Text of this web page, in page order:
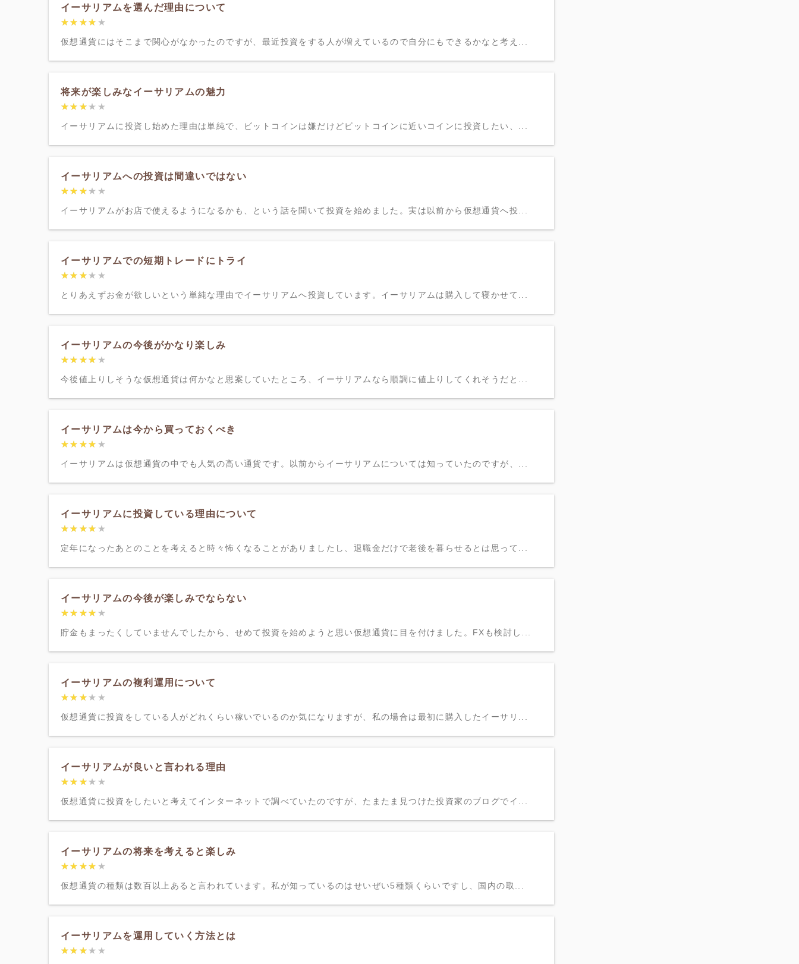
イーサリアムを選んだ理由について
★★★★★
★★★★★
仮想通貨にはそこまで関心がなかったのですが、最近投資をする人が増えているので自分にもできるかなと考え...
将来が楽しみなイーサリアムの魅力
★★★★★
★★★★★
イーサリアムに投資し始めた理由は単純で、ビットコインは嫌だけどビットコインに近いコインに投資したい、...
イーサリアムへの投資は間違いではない
★★★★★
★★★★★
イーサリアムがお店で使えるようになるかも、という話を聞いて投資を始めました。実は以前から仮想通貨へ投...
イーサリアムでの短期トレードにトライ
★★★★★
★★★★★
とりあえずお金が欲しいという単純な理由でイーサリアムへ投資しています。イーサリアムは購入して寝かせて...
イーサリアムの今後がかなり楽しみ
★★★★★
★★★★★
今後値上りしそうな仮想通貨は何かなと思案していたところ、イーサリアムなら順調に値上りしてくれそうだと...
イーサリアムは今から買っておくべき
★★★★★
★★★★★
イーサリアムは仮想通貨の中でも人気の高い通貨です。以前からイーサリアムについては知っていたのですが、...
イーサリアムに投資している理由について
★★★★★
★★★★★
定年になったあとのことを考えると時々怖くなることがありましたし、退職金だけで老後を暮らせるとは思って...
イーサリアムの今後が楽しみでならない
★★★★★
★★★★★
貯金もまったくしていませんでしたから、せめて投資を始めようと思い仮想通貨に目を付けました。FXも検討し...
イーサリアムの複利運用について
★★★★★
★★★★★
仮想通貨に投資をしている人がどれくらい稼いでいるのか気になりますが、私の場合は最初に購入したイーサリ...
イーサリアムが良いと言われる理由
★★★★★
★★★★★
仮想通貨に投資をしたいと考えてインターネットで調べていたのですが、たまたま見つけた投資家のブログでイ...
イーサリアムの将来を考えると楽しみ
★★★★★
★★★★★
仮想通貨の種類は数百以上あると言われています。私が知っているのはせいぜい5種類くらいですし、国内の取...
イーサリアムを運用していく方法とは
★★★★★
★★★★★